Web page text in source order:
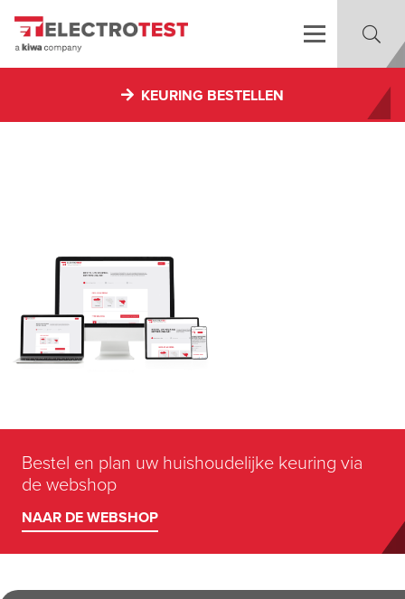
KEURING BESTELLEN
Bestel en plan uw huishoudelijke keuring via
de webshop
NAAR DE WEBSHOP